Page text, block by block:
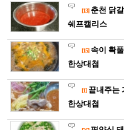
[13] 춘천 닭
쉐프캘리스
[15] 속이 확풀리
한상대첩
[1] 끝내주는
한상대첩